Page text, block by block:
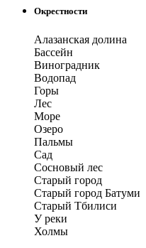
Окрестности
Алазанская долина
Бассейн
Виноградник
Водопад
Горы
Лес
Море
Озеро
Пальмы
Сад
Сосновый лес
Старый город
Старый город Батуми
Старый Тбилиси
У реки
Холмы